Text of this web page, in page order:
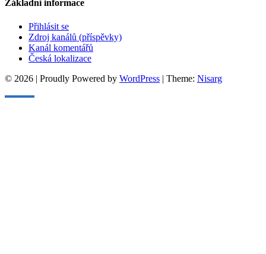
Základní informace
Přihlásit se
Zdroj kanálů (příspěvky)
Kanál komentářů
Česká lokalizace
© 2026 | Proudly Powered by WordPress | Theme: Nisarg